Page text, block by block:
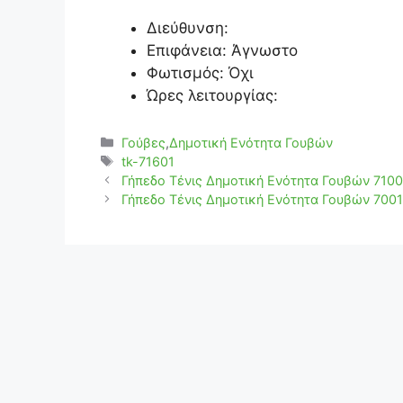
Διεύθυνση:
Επιφάνεια: Άγνωστο
Φωτισμός: Όχι
Ώρες λειτουργίας:
Κατηγορίες
Γούβες,Δημοτική Ενότητα Γουβών
Ετικέτες
tk-71601
Γήπεδο Τένις Δημοτική Ενότητα Γουβών
Γήπεδο Τένις Δημοτική Ενότητα Γουβών